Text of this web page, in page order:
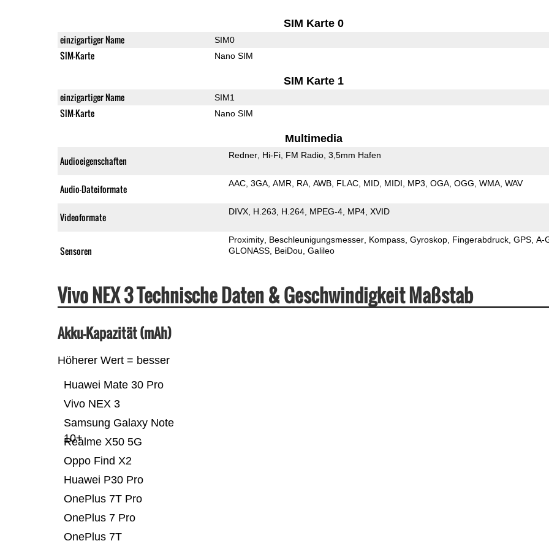
SIM Karte 0
einzigartiger Name SIM0
SIM-Karte Nano SIM
SIM Karte 1
einzigartiger Name SIM1
SIM-Karte Nano SIM
Multimedia
Audioeigenschaften Redner Hi-Fi FM Radio 3,5mm Hafen
Audio-Dateiformate AAC 3GA AMR RA AWB FLAC MID MIDI MP3 OGA OGG WMA WAV
Videoformate DIVX H.263 H.264 MPEG-4 MP4 XVID
Sensoren
Proximity Beschleunigungsmesser Kompass Gyroskop Fingerabdruck GPS A-
GLONASS BeiDou Galileo
Vivo NEX 3 Technische Daten & Geschwindigkeit Maßstab
Akku-Kapazität (mAh)
Höherer Wert = besser
OnePlus 7T
OnePlus 7 Pro
OnePlus 7T Pro
Huawei P30 Pro
Oppo Find X2
Realme X50 5G
Samsung Galaxy Note
10+
Vivo NEX 3
Huawei Mate 30 Pro